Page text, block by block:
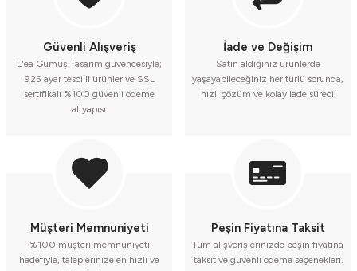
Güvenli Alışveriş
L'ea Gümüş Tasarım güvencesiyle;
925 ayar tescilli ürünler ve SSL
sertifikalı %100 güvenli ödeme
altyapısı.
İade ve Değişim
Satın aldığınız ürünlerde
yaşayabileceğiniz her türlü sorunda,
hızlı çözüm ve kolay iade süreci.
Müşteri Memnuniyeti
%100 müşteri memnuniyeti
hedefiyle, taleplerinize en hızlı ve
Peşin Fiyatına Taksit
Tüm alışverişlerinizde peşin fiyatına
taksit ve güvenli ödeme seçenekleri.